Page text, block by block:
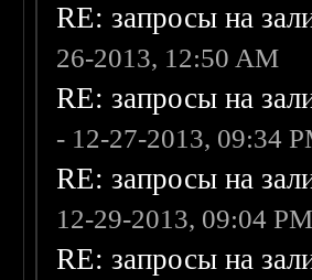
RE: запросы на
26-2013, 12:50 AM
RE: запросы на
- 12-27-2013, 09:34
RE: запросы на
12-29-2013, 09:04 PM
RE: запросы на